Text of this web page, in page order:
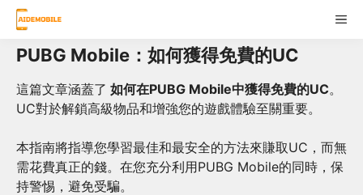
Skip
content
PUBG Mobile：如何獲得免費的UC
這篇文章涵蓋了 如何在PUBG Mobile中獲得免費的UC。
UC對於解鎖高級物品和增強您的遊戲體驗至關重要。
本指南將指導您學習最佳和最安全的方法來賺取UC，而無
需花費真正的錢。在您充分利用PUBG Mobile的同時，保
持警惕，避免受騙。